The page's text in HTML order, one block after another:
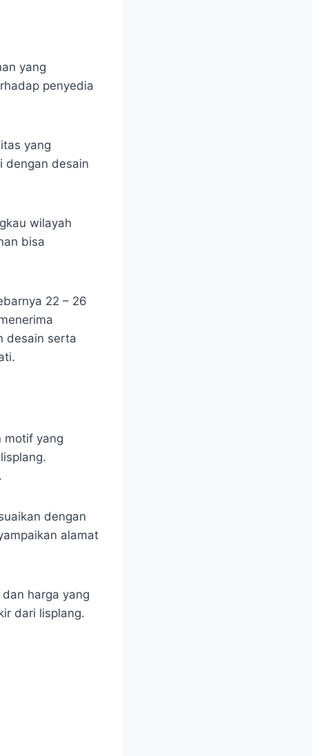
yang
penyedia
yang
dengan desain
wilayah
bisa
22 – 26
desain serta
motif yang
dengan
alamat
harga yang
dari lisplang.